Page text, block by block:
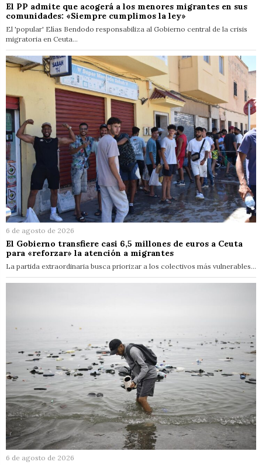
El PP admite que acogerá a los menores migrantes en sus
comunidades: «Siempre cumplimos la ley»
El 'popular' Elías Bendodo responsabiliza al Gobierno central de la crisis
migratoria en Ceuta…
6 de agosto de 2026
El Gobierno transfiere casi 6,5 millones de euros a Ceuta
para «reforzar» la atención a migrantes
La partida extraordinaria busca priorizar a los colectivos más vulnerables…
6 de agosto de 2026